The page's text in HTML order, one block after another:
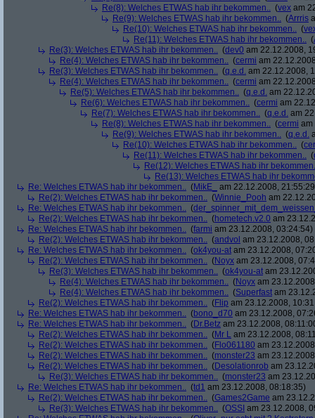
Re(8): Welches ETWAS hab ihr bekommen.. (vex am
Re(9): Welches ETWAS hab ihr bekommen.. (Arrris
Re(10): Welches ETWAS hab ihr bekommen.. (
Re(11): Welches ETWAS hab ihr bekommen.. (
Re(3): Welches ETWAS hab ihr bekommen.. (dev0 am 22.12.2008,
Re(4): Welches ETWAS hab ihr bekommen.. (cermi am
Re(3): Welches ETWAS hab ihr bekommen.. (q.e.d. am 22.12.2008,
Re(4): Welches ETWAS hab ihr bekommen.. (cermi am
Re(5): Welches ETWAS hab ihr bekommen.. (q.e.d. am
Re(6): Welches ETWAS hab ihr bekommen.. (cermi am
Re(7): Welches ETWAS hab ihr bekommen.. (q.e.d. am
Re(8): Welches ETWAS hab ihr bekommen.. (cermi am
Re(9): Welches ETWAS hab ihr bekommen.. (q.e.d.
Re(10): Welches ETWAS hab ihr bekommen.. (
Re(11): Welches ETWAS hab ihr bekommen.. (
Re(12): Welches ETWAS hab ihr
Re(13): Welches ETWAS hab ihr
Re: Welches ETWAS hab ihr bekommen.. (MikE_
am 22.12.2008,
Re(2): Welches ETWAS hab ihr bekommen.. (Winnie_Pooh am
Re: Welches ETWAS hab ihr bekommen.. (
Re(2): Welches ETWAS hab ihr bekommen.. (hometech.v2.0 am
Re: Welches ETWAS hab ihr bekommen.. (farmi am 23.12.2008, 03:24:54)
Re(2): Welches ETWAS hab ihr bekommen.. (andvol am 23.12.2008,
Re: Welches ETWAS hab ihr bekommen.. (ok4you-at am 23.12.2008,
Re(2): Welches ETWAS hab ihr bekommen.. (Noyx am 23.12.2008,
Re(3): Welches ETWAS hab ihr bekommen.. (ok4you-at am
Re(4): Welches ETWAS hab ihr bekommen.. (Noyx am
Re(4): Welches ETWAS hab ihr bekommen.. (Superfast am
Re(2): Welches ETWAS hab ihr bekommen.. (Flip am 23.12.2008,
Re: Welches ETWAS hab ihr bekommen.. (bono_d70 am 23.12.2008,
Re: Welches ETWAS hab ihr bekommen.. (Dr.Betz am 23.12.2008,
Re(2): Welches ETWAS hab ihr bekommen.. (Mr L am 23.12.2008,
Re(2): Welches ETWAS hab ihr bekommen.. (Flo061180 am
Re(2): Welches ETWAS hab ihr bekommen.. (monster23 am
Re(2): Welches ETWAS hab ihr bekommen.. (Desolationrob am
Re(3): Welches ETWAS hab ihr bekommen.. (monster23 am
Re: Welches ETWAS hab ihr bekommen.. (td1 am 23.12.2008, 08:18:35)
Re(2): Welches ETWAS hab ihr bekommen.. (Games2Game am
Re(3): Welches ETWAS hab ihr bekommen.. (OSSI am 23.12.2008,